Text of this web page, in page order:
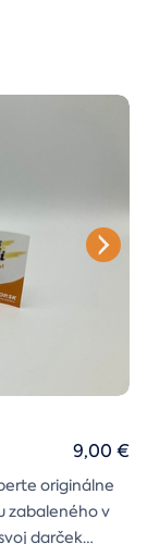
originálne
zabaleného v
darček
9,00 €